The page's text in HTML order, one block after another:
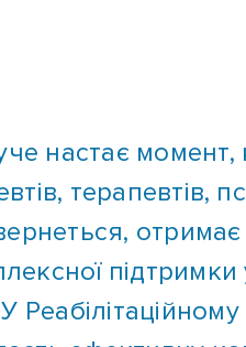
терапевтів,
отримає
ефективну